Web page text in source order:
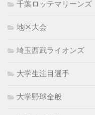
千葉ロッテマリーンズ
地区大会
埼玉西武ライオンズ
大学生注目選手
大学野球全般